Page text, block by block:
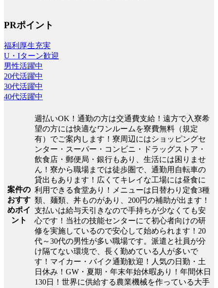
PRポイント
福利厚生充実
U・Iターン歓迎
男性活躍中
20代活躍中
30代活躍中
40代活躍中
案件の
おすす
めポイ
ント
週払いOK！通勤の方は交通費支給！遠方で入寮希
望の方には快適なワンルームを寮費無料（規定
有）でご案内します！寮周辺にはショッピングセ
ンター・スーパー・コンビニ・ドラッグストア・
飲食店・郵便局・銀行もあり、生活には困りませ
ん！寮から職場までは徒歩圏で、通勤用自転車の
貸出もあります！広くてキレイな工場には昼食に
利用できる食堂あり！メニューは日替わり定食3種
類、麺類、丼ものがあり、200円の補助が出ます！
支払いは給与天引きなので手持ちが少なくても安
心です！当社の技能センターにて初心者向けの研
修を実施しているので安心して始められます！20
代～30代の男性が多い職場です。派遣と社員が分
け隔てない環境で、長く勤めている人が多いで
す！マイカー・バイク通勤歓迎！人気の日勤・土
日休み！GW・夏期・年末年始休暇あり！年間休日
130日！世界に供給する農業機械を作っている大手